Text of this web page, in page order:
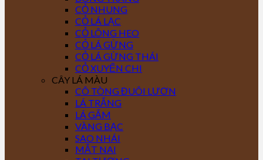
CỎ NHUNG
CỎ LÁ LẠC
CỎ LÔNG HEO
CỎ LÁ GỪNG
CỎ LÁ GỪNG THÁI
CỎ XUYẾN CHI
CÂY LÁ MÀU
CÔ TÒNG ĐUÔI LƯƠN
LÁ TRẮNG
LÁ GẤM
VÀNG BẠC
SAO NHÁI
MẮT NAI